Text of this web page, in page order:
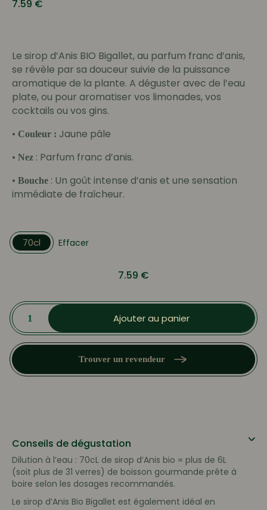
7.59 €
Le sirop d’Anis BIO Bigallet, au parfum franc d’anis,
se révèle par sa douceur suivie de la puissance
aromatique de la plante. A déguster avec de l’eau
plate, ou pour aromatiser vos limonades, vos
cocktails ou vos gins.
• Couleur : Jaune pâle
• Nez : Parfum franc d’anis.
• Bouche : Un goût intense d’anis et une sensation
immédiate de fraîcheur.
70cl Effacer
7.59 €
quantité
de
Sirop
d'Anis
BIO
Ajouter au panier
Trouver un revendeur
Conseils de dégustation
Dilution à l’eau : 70cL de sirop d’Anis bio = plus de 6L
(soit plus de 31 verres) de boisson gourmande prête à
boire selon les dosages recommandés.
Le sirop d’Anis Bio Bigallet est également idéal en